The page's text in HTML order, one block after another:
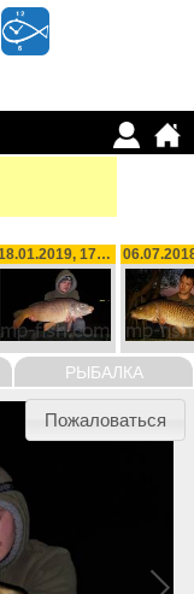
РЫБАЛКА
18.01.2019, 17.6 g
Пожаловаться